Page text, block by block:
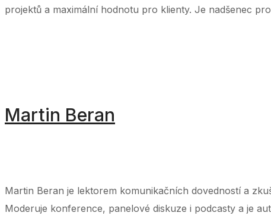
projektů a maximální hodnotu pro klienty. Je nadšenec
Martin Beran
Martin Beran je lektorem komunikačních dovedností a
Moderuje konference, panelové diskuze i podcasty a je